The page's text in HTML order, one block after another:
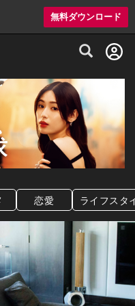
無料ダウンロード
プレミアムレストラン予約
恋愛 ライフスタ